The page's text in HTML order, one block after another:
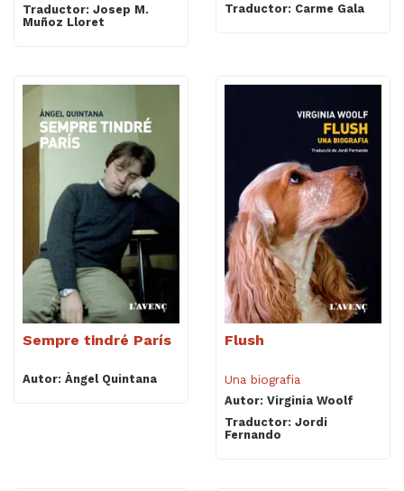
Traductor: Josep M.
Muñoz Lloret
Traductor: Carme Gala
Sempre tindré París
Autor: Àngel Quintana
Flush
Una biografia
Autor: Virginia Woolf
Traductor: Jordi
Fernando